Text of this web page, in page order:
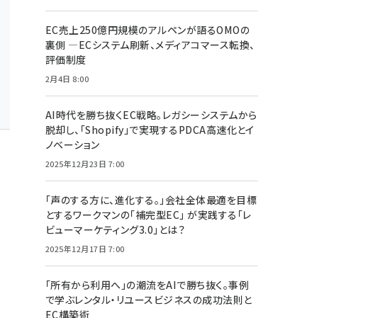
EC売上250億円規模のアルペンが語るOMOの
裏側 ―ECシステム刷新、メディアコマース転換、
評価制度
2月4日 8:00
AI時代を勝ち抜くEC戦略。レガシーシステムから
脱却し、「Shopify」で実現するPDCA高速化とイ
ノベーション
2025年12月23日 7:00
「声のする方に、進化する。」会社全体最適を目標
とするワークマンの「補完型EC」 が実践する「レ
ビューマーケティング3.0」とは？
2025年12月17日 7:00
「所有から利用へ」の潮流をAIで勝ち抜く。事例
で学ぶレンタル・リユースビジネスの成功法則と
EC構築術